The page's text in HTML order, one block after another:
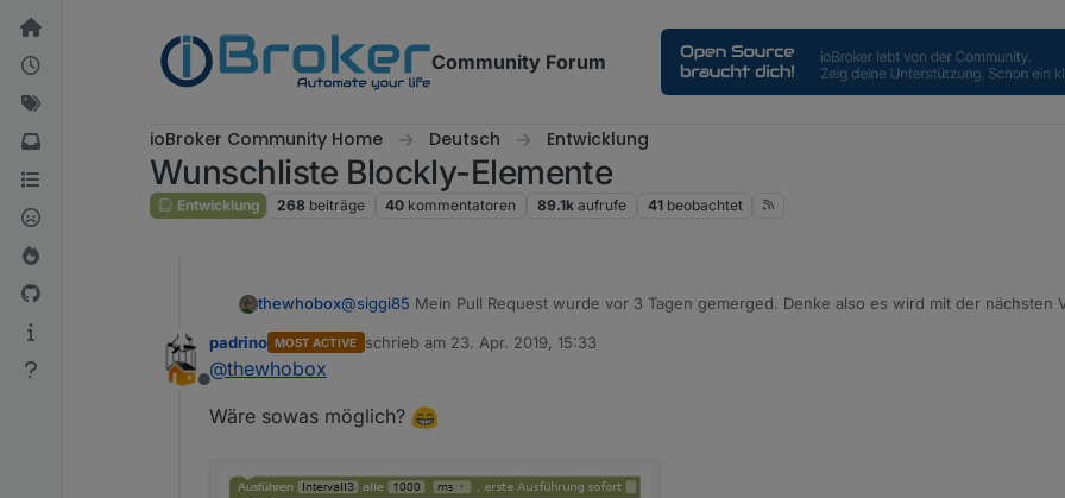
Weiter zum Inhalt
Community Forum
ioBroker Community Home Deutsch Entwicklung
Wunschliste Blockly-Elemente
Entwicklung 268 beiträge 40 kommentatoren 89.1k aufrufe 41 beobachtet
thewhobox@siggi85 Mein Pull Request wurde vor 3 Tagen gemerged. Denke also es wird mit der nächsten
Offline
padrino MOST ACTIVE schrieb am 23. Apr. 2019, 15:33
zuletzt editiert von
@thewhobox
Wäre sowas möglich?